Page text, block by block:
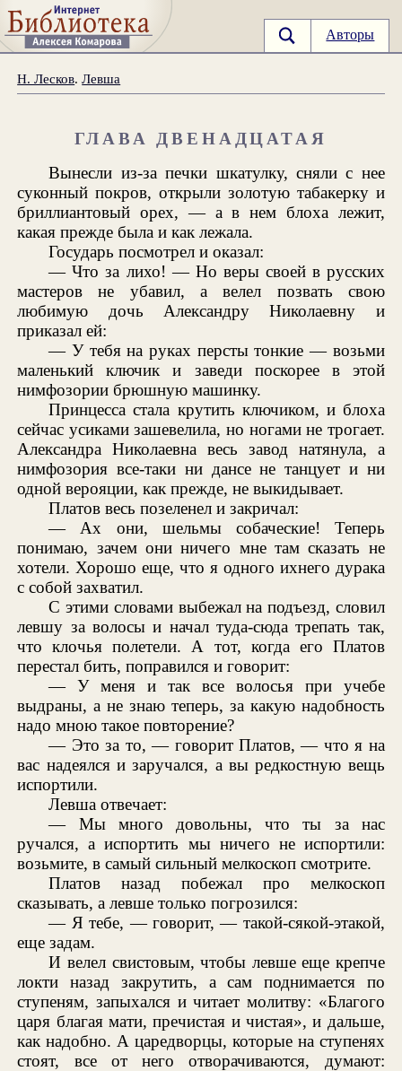
Авторы
Н. Лесков.Левша
ГЛАВА ДВЕНАДЦАТАЯ
Вынесли из-за печки шкатулку, сняли с нее
суконный покров, открыли золотую табакерку и
бриллиантовый орех, — а в нем блоха лежит,
какая прежде была и как лежала.
Государь посмотрел и оказал:
— Что за лихо! — Но веры своей в русских
мастеров не убавил, а велел позвать свою
любимую дочь Александру Николаевну и
приказал ей:
— У тебя на руках персты тонкие — возьми
маленький ключик и заведи поскорее в этой
нимфозории брюшную машинку.
Принцесса стала крутить ключиком, и блоха
сейчас усиками зашевелила, но ногами не трогает.
Александра Николаевна весь завод натянула, а
нимфозория все-таки ни дансе не танцует и ни
одной верояции, как прежде, не выкидывает.
Платов весь позеленел и закричал:
— Ах они, шельмы собаческие! Теперь
понимаю, зачем они ничего мне там сказать не
хотели. Хорошо еще, что я одного ихнего дурака
с собой захватил.
С этими словами выбежал на подъезд, словил
левшу за волосы и начал туда-сюда трепать так,
что клочья полетели. А тот, когда его Платов
перестал бить, поправился и говорит:
— У меня и так все волосья при учебе
выдраны, а не знаю теперь, за какую надобность
надо мною такое повторение?
— Это за то, — говорит Платов, — что я на
вас надеялся и заручался, а вы редкостную вещь
испортили.
Левша отвечает:
— Мы много довольны, что ты за нас
ручался, а испортить мы ничего не испортили:
возьмите, в самый сильный мелкоскоп смотрите.
Платов назад побежал про мелкоскоп
сказывать, а левше только погрозился:
— Я тебе, — говорит, — такой-сякой-этакой,
еще задам.
И велел свистовым, чтобы левше еще крепче
локти назад закрутить, а сам поднимается по
ступеням, запыхался и читает молитву: «Благого
царя благая мати, пречистая и чистая», и дальше,
как надобно. А царедворцы, которые на ступенях
стоят, все от него отворачиваются, думают: